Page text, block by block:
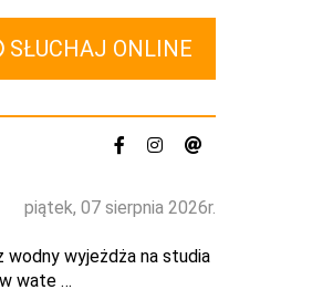
SŁUCHAJ ONLINE
piątek, 07 sierpnia 2026r.
wodny wyjeżdża na studia
wate …